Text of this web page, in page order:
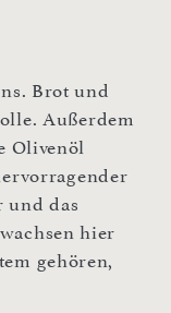
Brot und
Außerdem
Olivenöl
und das
hier
gehören,